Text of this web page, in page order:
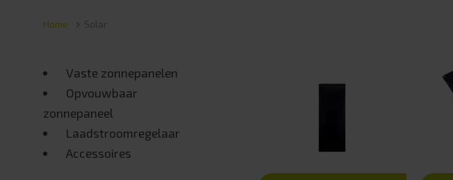
Home Solar
Vaste zonnepanelen
Opvouwbaar
zonnepaneel
Laadstroomregelaar
Accessoires